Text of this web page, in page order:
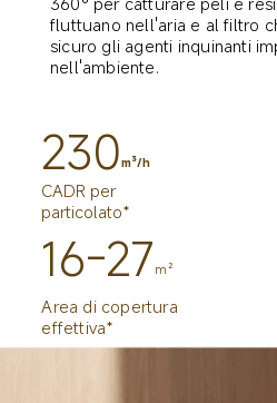
fluttuano nell'aria e al filtro
sicuro gli agenti inquinanti
nell'ambiente.
230m³/h
CADR per
particolato*
16-27 m²
Area di copertura
effettiva*